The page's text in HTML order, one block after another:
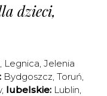
dzieci,
, Legnica, Jelenia
Bydgoszcz, Toruń,
, lubelskie: Lublin,